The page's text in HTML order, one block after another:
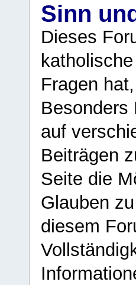
Sinn
Dieses
Fragen
Besonders
auf
Beiträgen
Seite die
Glauben
diesem